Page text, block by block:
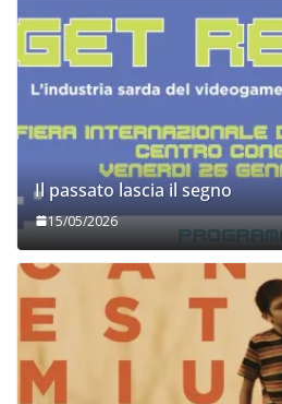
Il passato lascia il segno
15/05/2026